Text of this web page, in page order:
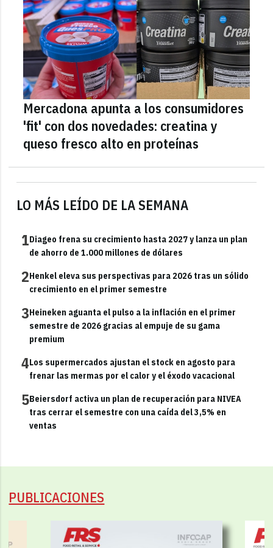
LO MÁS LEÍDO DE LA SEMANA
1Diageo frena su crecimiento hasta 2027 y lanza un plan
de ahorro de 1.000 millones de dólares
2Henkel eleva sus perspectivas para 2026 tras un sólido
crecimiento en el primer semestre
3Heineken aguanta el pulso a la inflación en el primer
semestre de 2026 gracias al empuje de su gama
premium
4Los supermercados ajustan el stock en agosto para
frenar las mermas por el calor y el éxodo vacacional
5Beiersdorf activa un plan de recuperación para NIVEA
tras cerrar el semestre con una caída del 3,5% en
ventas
Mercadona apunta a los consumidores
'fit' con dos novedades: creatina y
queso fresco alto en proteínas
PUBLICACIONES